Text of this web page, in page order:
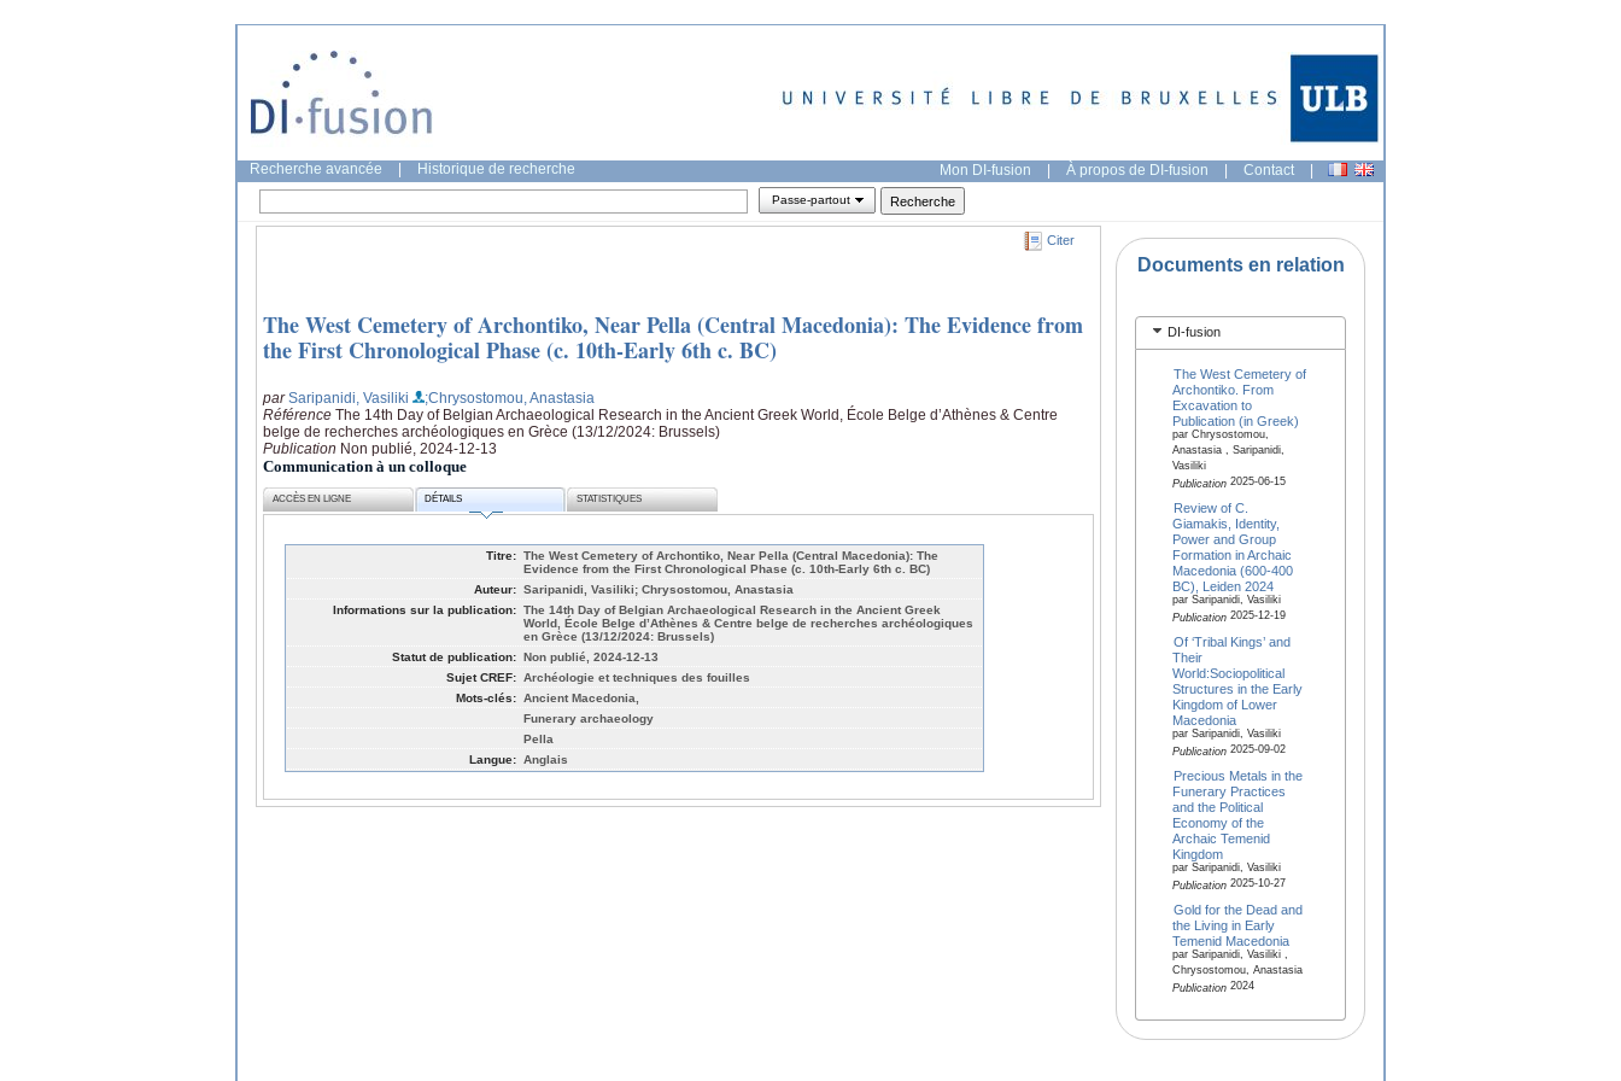
Recherche avancée Historique de recherche Mon DI-fusion | À propos de DI-fusion | Contact |
Passe-partout
Citer
The West Cemetery of Archontiko, Near Pella (Central Macedonia): The Evidence from
the First Chronological Phase (c. 10th-Early 6th c. BC)
parSaripanidi, Vasiliki
;Chrysostomou, Anastasia
Référence The 14th Day of Belgian Archaeological Research in the Ancient Greek World, École Belge d’Athènes & Centre
belge de recherches archéologiques en Grèce (13/12/2024: Brussels)
Publication Non publié, 2024-12-13
Communication à un colloque
ACCÈS EN LIGNE DÉTAILS STATISTIQUES
Titre: The West Cemetery of Archontiko, Near Pella (Central Macedonia): The
Evidence from the First Chronological Phase (c. 10th-Early 6th c. BC)
Auteur: Saripanidi, Vasiliki; Chrysostomou, Anastasia
Informations sur la publication: The 14th Day of Belgian Archaeological Research in the Ancient Greek
World, École Belge d’Athènes & Centre belge de recherches archéologiques
en Grèce (13/12/2024: Brussels)
Statut de publication: Non publié, 2024-12-13
Sujet CREF: Archéologie et techniques des fouilles
Mots-clés: Ancient Macedonia,
Funerary archaeology
Pella
Langue: Anglais
Documents en relation
DI-fusion
The West Cemetery of
Archontiko. From
Excavation to
Publication (in Greek)
par Chrysostomou,
Anastasia , Saripanidi,
Vasiliki
Publication2025-06-15
Review of C.
Giamakis, Identity,
Power and Group
Formation in Archaic
Macedonia (600-400
BC), Leiden 2024
par Saripanidi, Vasiliki
Publication2025-12-19
Of ‘Tribal Kings’ and
Their
World:Sociopolitical
Structures in the Early
Kingdom of Lower
Macedonia
par Saripanidi, Vasiliki
Publication2025-09-02
Precious Metals in the
Funerary Practices
and the Political
Economy of the
Archaic Temenid
Kingdom
par Saripanidi, Vasiliki
Publication2025-10-27
Gold for the Dead and
the Living in Early
Temenid Macedonia
par Saripanidi, Vasiliki ,
Chrysostomou, Anastasia
Publication2024